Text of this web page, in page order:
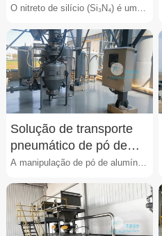
silício
O nitreto de silício (Si₃N₄) é um
desempenho amplament···
Solução de transporte
pneumático de pó de
alumínio
A manipulação de pó de alumínio
apresenta desafios sign···